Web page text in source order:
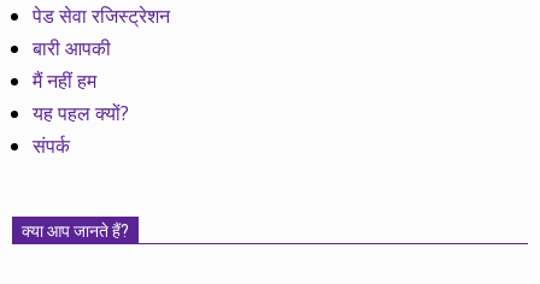
पेड सेवा रजिस्ट्रेशन
बारी आपकी
मैं नहीं हम
यह पहल क्यों?
संपर्क
क्या आप जानते हैं?